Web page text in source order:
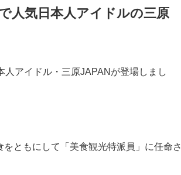
人気日本人アイドルの三原
アイドル・三原JAPANが登場しまし
ともにして「美食観光特派員」に任命さ